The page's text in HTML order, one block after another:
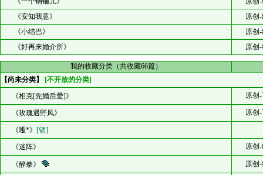
《安知我意》
原创
《小结巴》
原创
《好再来婚介所》
原创
我的收藏分类（共收藏66篇）
【尚未分类】
[不开放的分类]
《相克[先婚后爱]》
原创
《玫瑰遇野风》 原创
《哑*》 [锁]
《迷阵》 原创
《醉拳》 原创